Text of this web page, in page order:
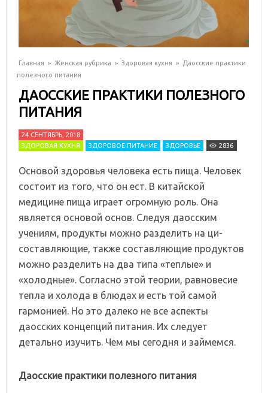
Главная » Женская рубрика » Здоровая кухня »
Даосские практики
полезного питания
ДАОССКИЕ ПРАКТИКИ ПОЛЕЗНОГО
ПИТАНИЯ
24 СЕНТЯБРЬ, 2018
ЗДОРОВАЯ КУХНЯ
ЗДОРОВОЕ ПИТАНИЕ ЗДОРОВЬЕ 2836
Основой здоровья человека есть пища. Человек
состоит из того, что он ест. В китайской
медицине пища играет огромную роль. Она
является основой основ. Следуя даосским
учениям, продукты можно разделить на ци-
составляющие, также составляющие продуктов
можно разделить на два типа «теплые» и
«холодные». Согласно этой теории, равновесие
тепла и холода в блюдах и есть той самой
гармонией. Но это далеко не все аспекты
даосских концепций питания. Их следует
детально изучить. Чем мы сегодня и займемся.
Даосские практики полезного питания